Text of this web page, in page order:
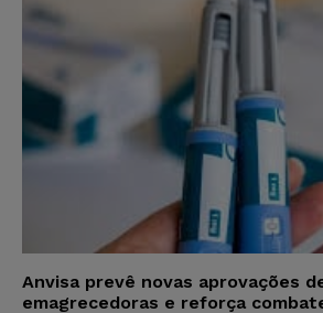
Anvisa prevê novas aprovações
emagrecedoras e reforça